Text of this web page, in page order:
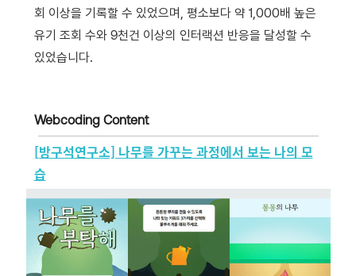
회 이상을 기록할 수 있었으며, 평소보다 약 1,000배 높은
유기 조회 수와 9천건 이상의 인터랙션 반응을 달성할 수
있었습니다.
Webcoding Content
[방구석연구소] 나무를 가꾸는 과정에서 보는 나의 모
습